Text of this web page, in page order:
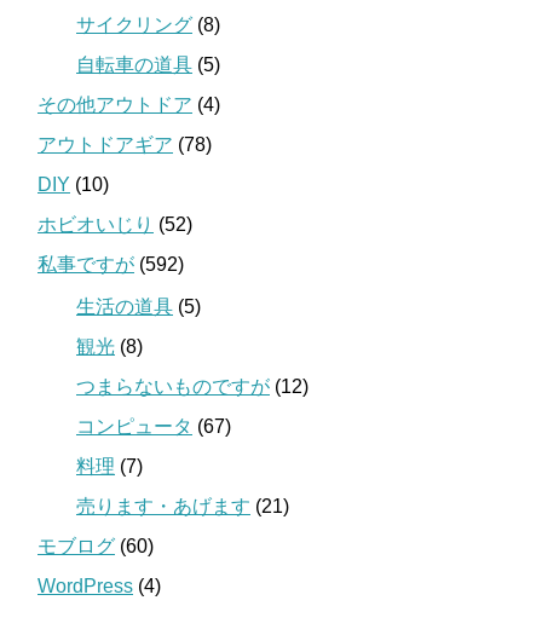
サイクリング (8)
自転車の道具 (5)
その他アウトドア (4)
アウトドアギア (78)
DIY (10)
ホビオいじり (52)
私事ですが (592)
生活の道具 (5)
観光 (8)
つまらないものですが (12)
コンピュータ (67)
料理 (7)
売ります・あげます (21)
モブログ (60)
WordPress (4)